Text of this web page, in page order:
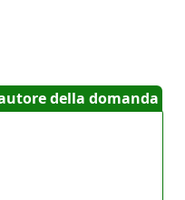
della domanda